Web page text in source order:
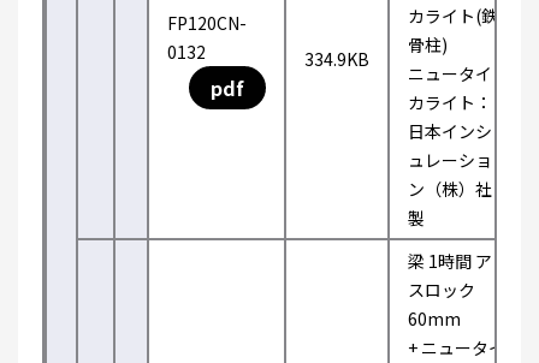
FP120CN-
0132
pdf
334.9KB
カライト(鉄
骨柱)
ニュータイ
カライト：
日本インシ
ュレーショ
ン（株）社
製
梁 1時間 ア
スロック
60mm
+ ニュータイ